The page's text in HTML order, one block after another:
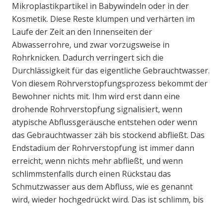
Mikroplastikpartikel in Babywindeln oder in der
Kosmetik. Diese Reste klumpen und verhärten im
Laufe der Zeit an den Innenseiten der
Abwasserrohre, und zwar vorzugsweise in
Rohrknicken. Dadurch verringert sich die
Durchlässigkeit für das eigentliche Gebrauchtwasser.
Von diesem Rohrverstopfungsprozess bekommt der
Bewohner nichts mit. Ihm wird erst dann eine
drohende Rohrverstopfung signalisiert, wenn
atypische Abflussgeräusche entstehen oder wenn
das Gebrauchtwasser zäh bis stockend abfließt. Das
Endstadium der Rohrverstopfung ist immer dann
erreicht, wenn nichts mehr abfließt, und wenn
schlimmstenfalls durch einen Rückstau das
Schmutzwasser aus dem Abfluss, wie es genannt
wird, wieder hochgedrückt wird. Das ist schlimm, bis